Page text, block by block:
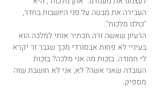
העבירה את מבטה על פני היושבות בחדר,
"כולנו מלכות".
הרעיון שאשה זרה תכתיר אותי למלכה הוא
בעיניי לא פחות אבסורדי מכך שגבר זר יקרא
לי חמודה. בזכות מה אני מלכה? בזכות
העובדה שאני אשה? לא, אני לא חושבת שזה
מספיק.